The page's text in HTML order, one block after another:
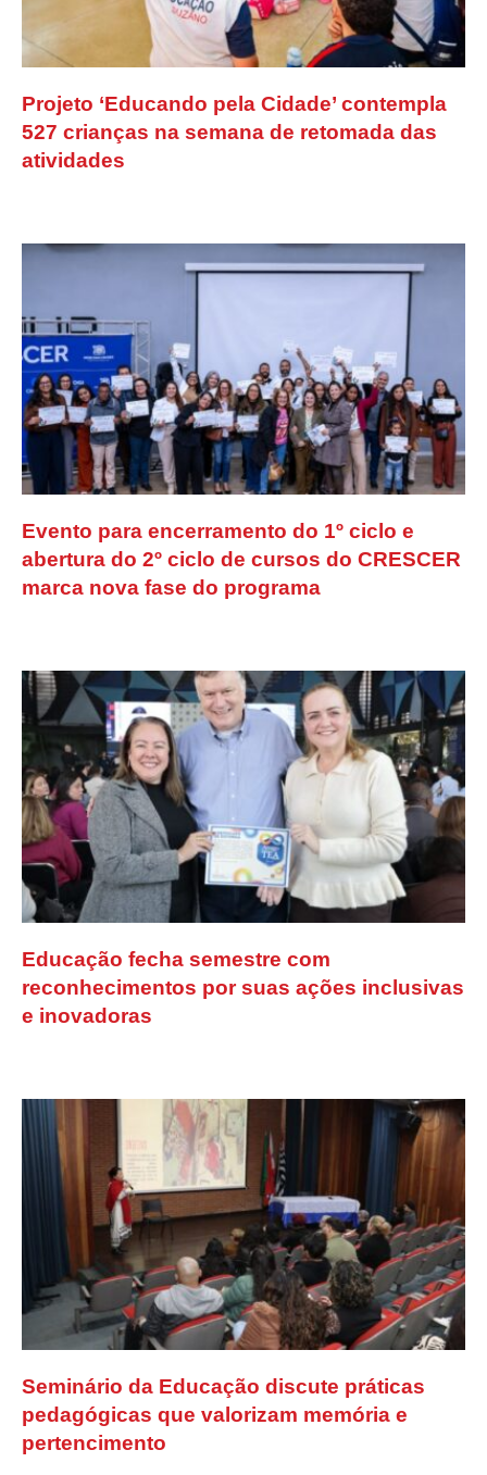
Projeto ‘Educando pela Cidade’ contempla
527 crianças na semana de retomada das
atividades
Evento para encerramento do 1º ciclo e
abertura do 2º ciclo de cursos do CRESCER
marca nova fase do programa
Educação fecha semestre com
reconhecimentos por suas ações inclusivas
e inovadoras
Seminário da Educação discute práticas
pedagógicas que valorizam memória e
pertencimento